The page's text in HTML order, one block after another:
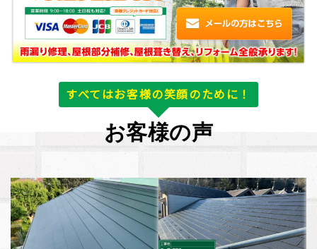
すべてはお客様の笑顔のために！
お客様の声